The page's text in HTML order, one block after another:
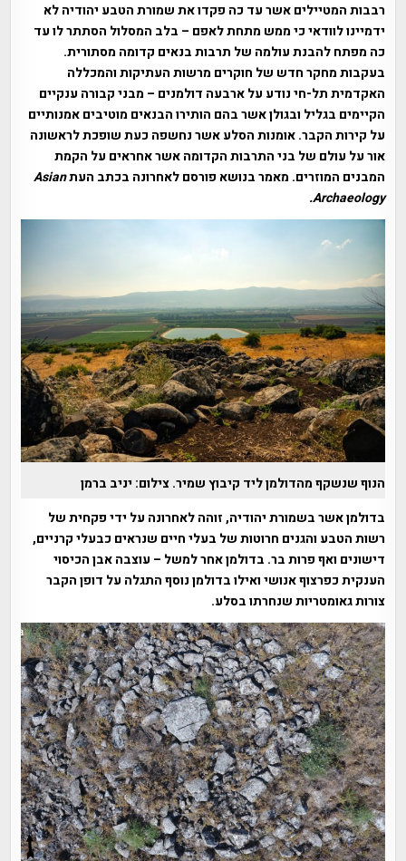
רבבות המטיילים אשר עד כה פקדו את שמורת הטבע יהודיה לא
ידמיינו לוודאי כי ממש מתחת לאפם – בלב המסלול הסתתר לו עד
כה מפתח להבנת עולמה של תרבות בנאים קדומה מסתורית.
בעקבות מחקר חדש של חוקרים מרשות העתיקות והמכללה
האקדמית תל-חי נודע על ארבעה דולמנים – מבני קבורה ענקיים
הקיימים בגליל ובגולן אשר בהם הותירו הבנאים מוטיבים אמנותיים
על קירות הקבר. אומנות הסלע אשר נחשפה כעת שופכת לראשונה
אור על עולם של בני התרבות הקדומה אשר אחראים על הקמת
המבנים המוזרים. מאמר בנושא פורסם לאחרונה בכתב העתAsian
Archaeology.
הנוף שנשקף מהדולמן ליד קיבוץ שמיר. צילום: יניב ברמן
בדולמן אשר בשמורת יהודיה, זוהה לאחרונה על ידי פקחית של
רשות הטבע והגנים חרוטות של בעלי חיים שנראים כבעלי קרניים,
דישונים ואף פרות בר. בדולמן אחר למשל – עוצבה אבן הכיסוי
הענקית כפרצוף אנושי ואילו בדולמן נוסף התגלה על דופן הקבר
צורות גאומטריות שנחרתו בסלע.